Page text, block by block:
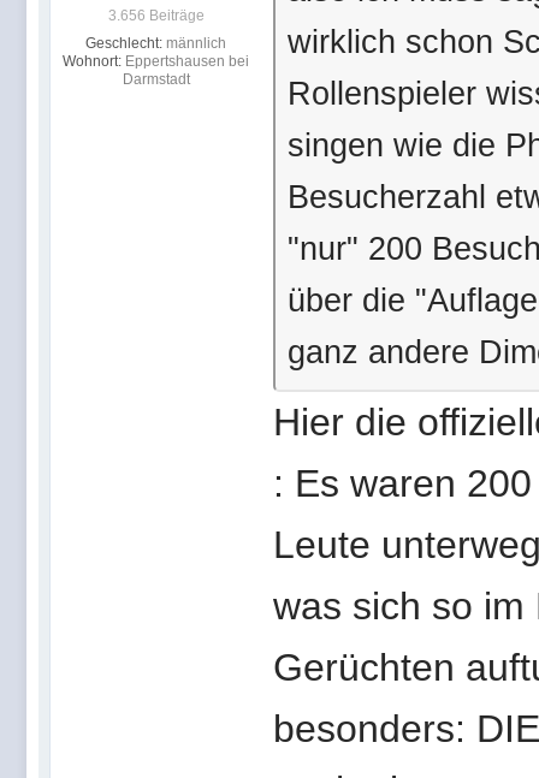
3.656 Beiträge
Geschlecht: männlich
Wohnort: Eppertshausen bei
Darmstadt
wirklich schon
Rollenspieler
singen wie die
Besucherzahl
"nur" 200
über die
ganz andere
Hier die
: Es waren
Leute
was sich so im
Gerüchten
besonders: